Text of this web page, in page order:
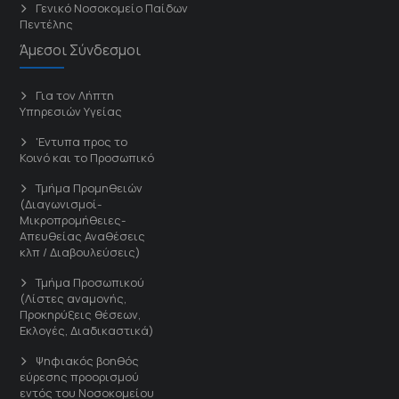
Γενικό Νοσοκομείο Παίδων
Πεντέλης
Άμεσοι Σύνδεσμοι
Για τον Λήπτη
Υπηρεσιών Υγείας
'Εντυπα προς το
Κοινό και το Προσωπικό
Τμήμα Προμηθειών
(Διαγωνισμοί-
Μικροπρομήθειες-
Απευθείας Αναθέσεις
κλπ / Διαβουλεύσεις)
Τμήμα Προσωπικού
(Λίστες αναμονής,
Προκηρύξεις θέσεων,
Εκλογές, Διαδικαστικά)
Ψηφιακός βοηθός
εύρεσης προορισμού
εντός του Νοσοκομείου